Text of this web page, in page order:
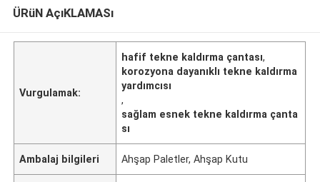
ÜRüN AçıKLAMASı
Vurgulamak:
hafif tekne kaldırma çantası,
korozyona dayanıklı tekne kaldırma
yardımcısı
,
sağlam esnek tekne kaldırma çanta
sı
Ambalaj bilgileri Ahşap Paletler, Ahşap Kutu